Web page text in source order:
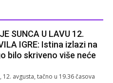
SUNCA U LAVU 12.
IGRE: Istina izlazi na
bilo skriveno više neće
avgusta, tačno u 19.36 časova